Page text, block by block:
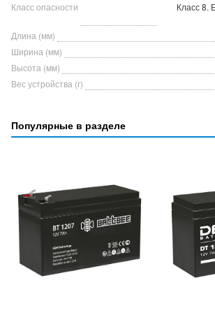
Класс опасности
Класс 8.
Длина (мм)
Ширина (мм)
Высота (мм)
Вес устройства (г)
Популярные в разделе